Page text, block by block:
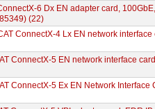
6 Dx EN adapter card,
(22)
ConnectX-4 Lx EN network
ConnectX-5 EN network interface
ConnectX-5 Ex EN Network